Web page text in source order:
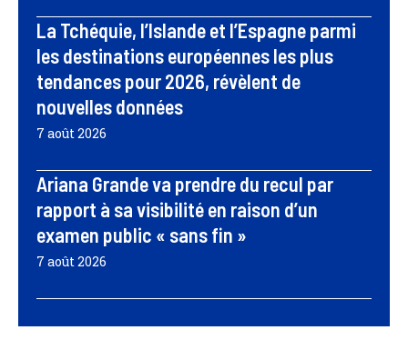
La Tchéquie, l’Islande et l’Espagne parmi
les destinations européennes les plus
tendances pour 2026, révèlent de
nouvelles données
7 août 2026
Ariana Grande va prendre du recul par
rapport à sa visibilité en raison d’un
examen public « sans fin »
7 août 2026